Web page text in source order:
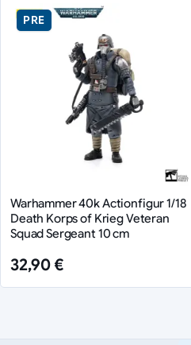
PRE
Warhammer 40k Actionfigur 1/18
Death Korps of Krieg Veteran
Squad Sergeant 10 cm
32,90 €